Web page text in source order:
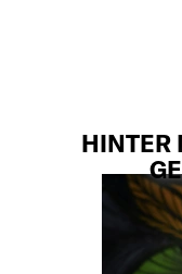
HINTER